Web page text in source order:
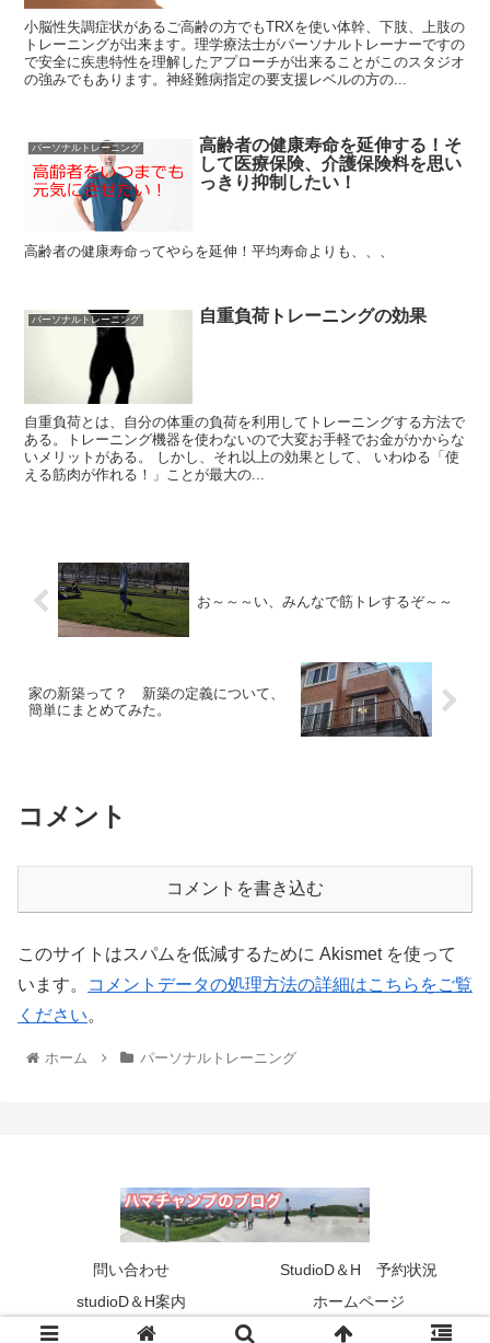
小脳性失調症状があるご高齢の方でもTRXを使い体幹、下肢、上肢の
トレーニングが出来ます。理学療法士がパーソナルトレーナーですの
で安全に疾患特性を理解したアプローチが出来ることがこのスタジオ
の強みでもあります。神経難病指定の要支援レベルの方の...
パーソナルトレーニング
高齢者の健康寿命を延伸する！そ
して医療保険、介護保険料を思い
っきり抑制したい！
高齢者の健康寿命ってやらを延伸！平均寿命よりも、、、
パーソナルトレーニング 自重負荷トレーニングの効果
自重負荷とは、自分の体重の負荷を利用してトレーニングする方法で
ある。トレーニング機器を使わないので大変お手軽でお金がかからな
いメリットがある。 しかし、それ以上の効果として、 いわゆる「使
える筋肉が作れる！」ことが最大の...
お～～～い、みんなで筋トレするぞ～～
家の新築って？ 新築の定義について、
簡単にまとめてみた。
コメント
コメントを書き込む
このサイトはスパムを低減するために Akismet を使って
います。
コメントデータの処理方法の詳細はこちらをご覧
ください。
ホーム パーソナルトレーニング
問い合わせ
StudioD＆H 予約状況
studioD＆H案内
ホームページ